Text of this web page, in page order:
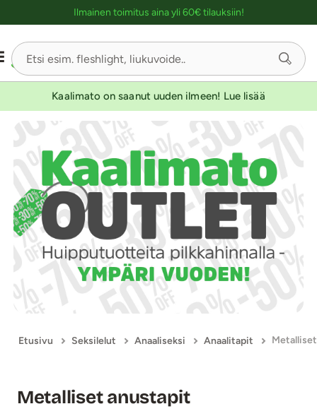
Ilmainen toimitus aina yli 60€ tilauksiin!
Kaalimato on saanut uuden ilmeen! Lue lisää
Etusivu Seksilelut Anaaliseksi Anaalitapit
Metalliset anustapit